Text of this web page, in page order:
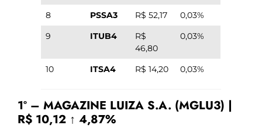
8
PSSA3 R$ 52,17
0,03%
9
ITUB4
R$
46,80
0,03%
10 ITSA4 R$ 14,20 0,03%
1º – MAGAZINE LUIZA S.A. (MGLU3) |
R$ 10,12 ↑ 4,87%